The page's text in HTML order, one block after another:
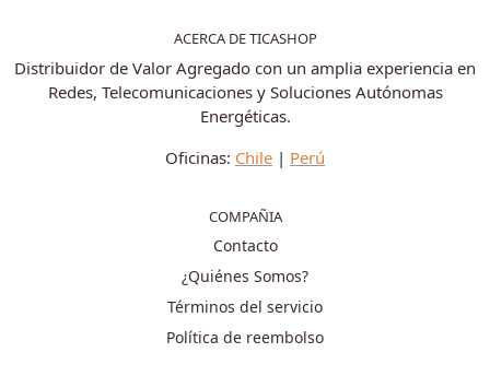
ACERCA DE TICASHOP
Distribuidor de Valor Agregado con un amplia experiencia en
Redes, Telecomunicaciones y Soluciones Autónomas
Energéticas.
Oficinas: Chile | Perú
COMPAÑIA
Contacto
¿Quiénes Somos?
Términos del servicio
Política de reembolso